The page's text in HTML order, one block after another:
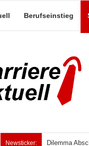
Berufseinstieg
Newsticker: Dilemma